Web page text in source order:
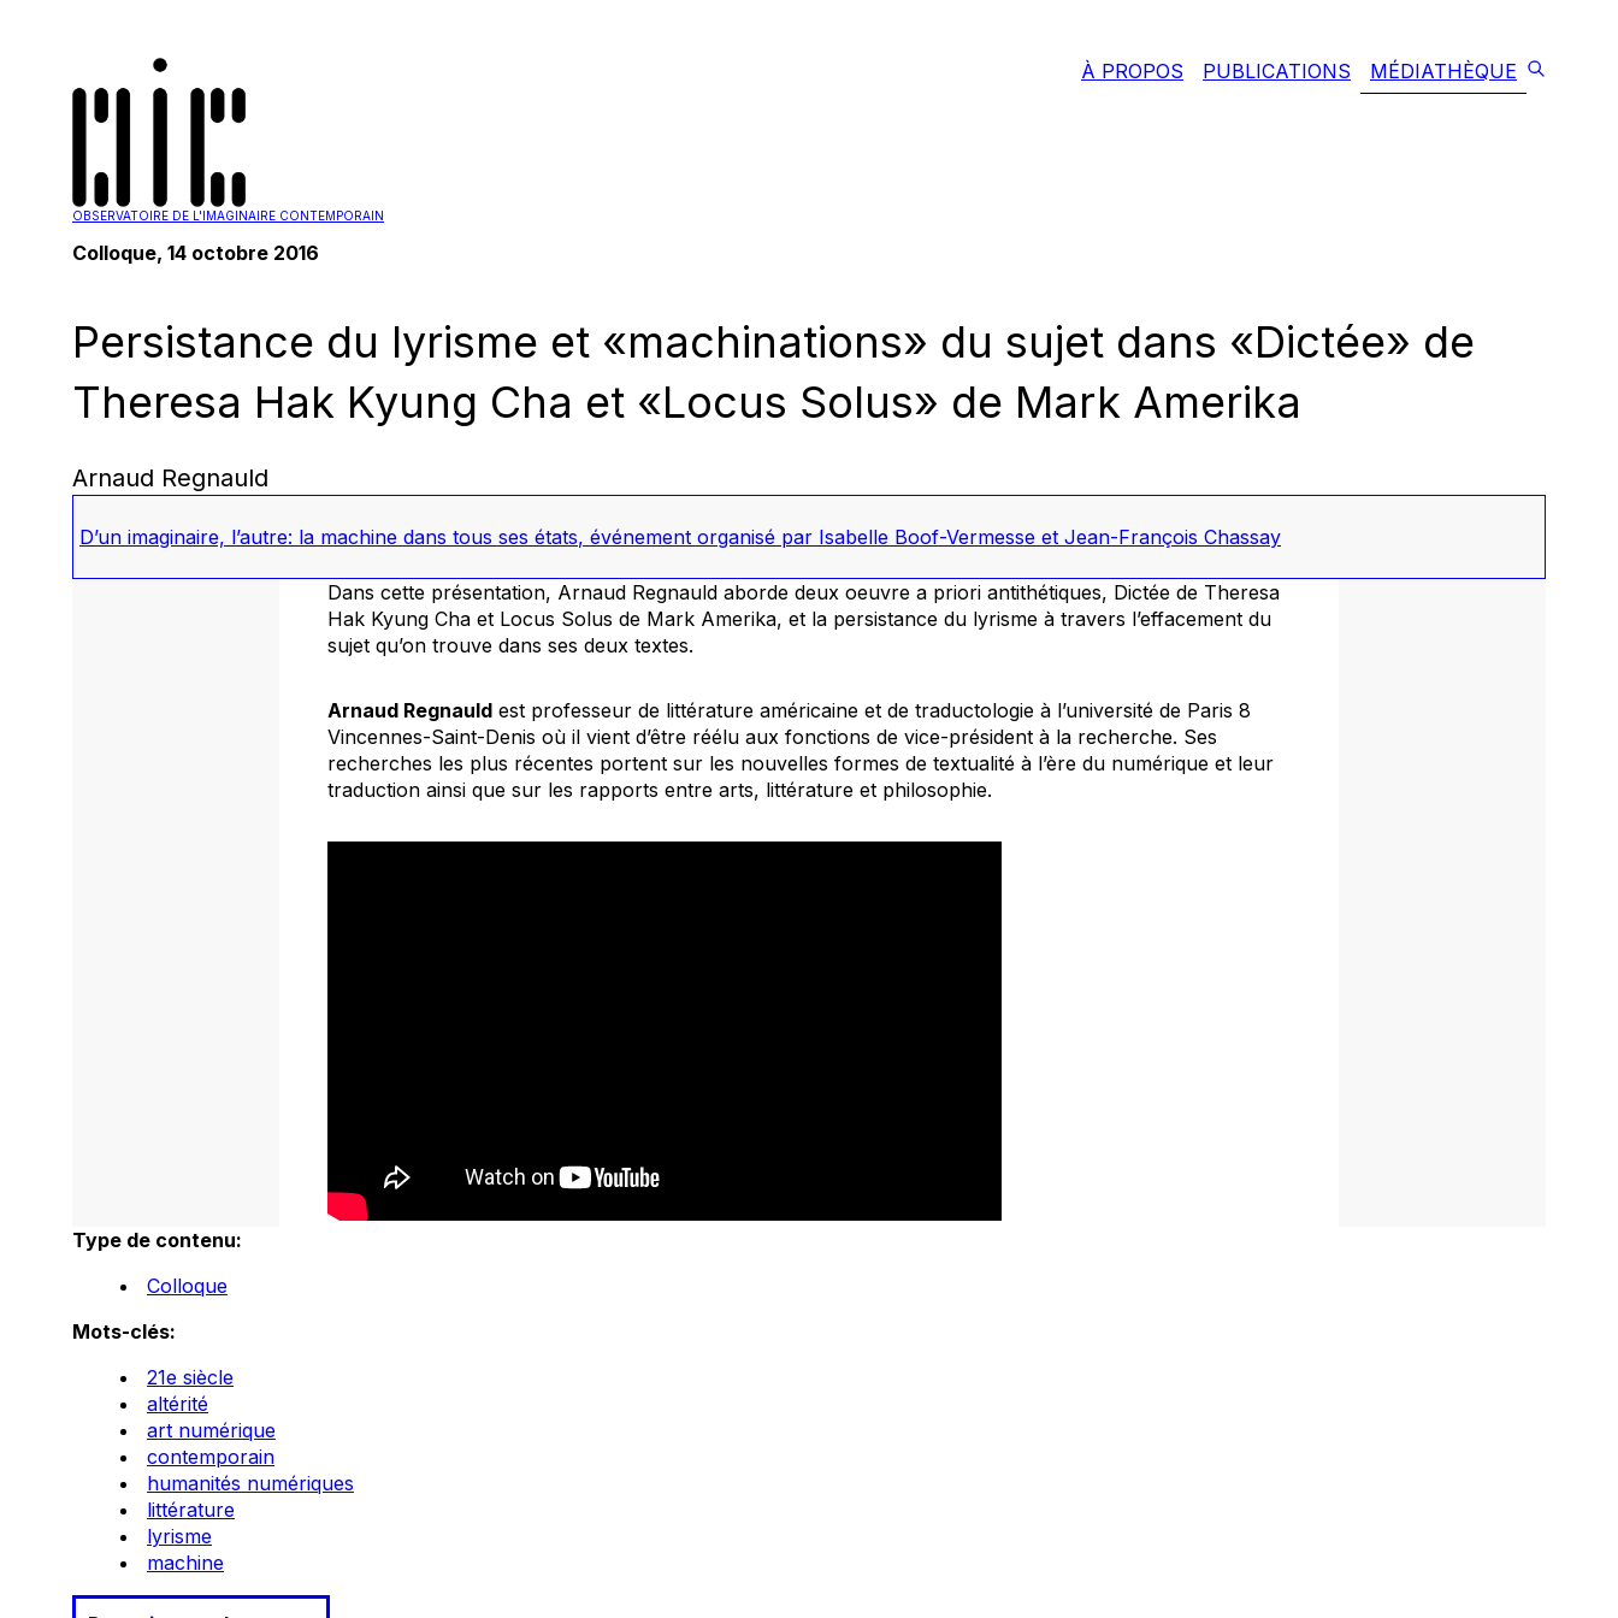
OBSERVATOIRE DE L'IMAGINAIRE CONTEMPORAIN
À PROPOS PUBLICATIONS MÉDIATHÈQUE
Colloque, 14 octobre 2016
Persistance du lyrisme et «machinations» du sujet dans «Dictée» de
Theresa Hak Kyung Cha et «Locus Solus» de Mark Amerika
Arnaud Regnauld
D’un imaginaire, l’autre: la machine dans tous ses états, événement organisé par Isabelle Boof-Vermesse et Jean-François Chassay
Dans cette présentation, Arnaud Regnauld aborde deux oeuvre a priori antithétiques, Dictée de Theresa
Hak Kyung Cha et Locus Solus de Mark Amerika, et la persistance du lyrisme à travers l’effacement du
sujet qu’on trouve dans ses deux textes.
Arnaud Regnauld est professeur de littérature américaine et de traductologie à l’université de Paris 8
Vincennes-Saint-Denis où il vient d’être réélu aux fonctions de vice-président à la recherche. Ses
recherches les plus récentes portent sur les nouvelles formes de textualité à l’ère du numérique et leur
traduction ainsi que sur les rapports entre arts, littérature et philosophie.
Type de contenu:
Colloque
Mots-clés:
21e siècle
altérité
art numérique
contemporain
humanités numériques
littérature
lyrisme
machine